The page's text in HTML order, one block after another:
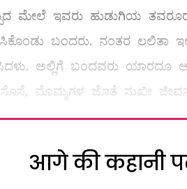
ಮೇಲೆ ಇವರು ಹುಡುಗಿಯ
ಬಂದರು. ನಂತರ ಲಲಿತಾ
ಅಲ್ಲಿಗೆ ಬಂದವರು ಯಾರದೂ
ಮೊಮ್ಮಗಳ ಜೊತೆ ಸುಖೀ ಜೀವನ
आगे की कहानी